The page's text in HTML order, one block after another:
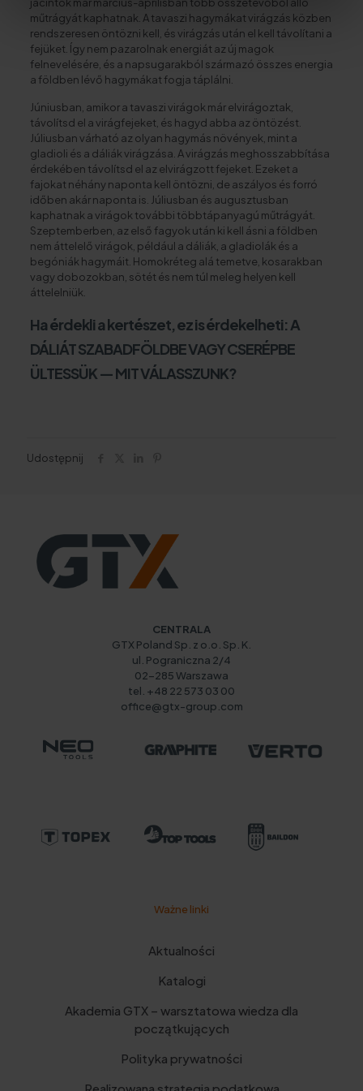
műtrágyát kaphatnak. A tavaszi hagymákat virágzás közben
rendszeresen öntözni kell, és virágzás után el kell távolítani a
fejüket. Így nem pazarolnak energiát az új magok
felnevelésére, és a napsugarakból származó összes energia
a földben lévő hagymákat fogja táplálni.
Júniusban, amikor a tavaszi virágok már elvirágoztak,
távolítsd el a virágfejeket, és hagyd abba az öntözést.
Júliusban várható az olyan hagymás növények, mint a
gladioli és a dáliák virágzása. A virágzás meghosszabbítása
érdekében távolítsd el az elvirágzott fejeket. Ezeket a
fajokat néhány naponta kell öntözni, de aszályos és forró
időben akár naponta is. Júliusban és augusztusban
kaphatnak a virágok további többtápanyagú műtrágyát.
Szeptemberben, az első fagyok után ki kell ásni a földben
nem áttelelő virágok, például a dáliák, a gladiolák és a
begóniák hagymáit. Homokréteg alá temetve, kosarakban
vagy dobozokban, sötét és nem túl meleg helyen kell
áttelelniük.
Ha érdekli a kertészet, ez is érdekelheti: A
DÁLIÁT SZABADFÖLDBE VAGY CSERÉPBE
ÜLTESSÜK — MIT VÁLASSZUNK?
Udostępnij
CENTRALA
GTX Poland Sp. z o.o. Sp. K.
ul. Pograniczna 2/4
02-285 Warszawa
tel. +48 22 573 03 00
office@gtx-group.com
Ważne linki
Aktualności
Katalogi
Akademia GTX – warsztatowa wiedza dla
początkujących
Polityka prywatności